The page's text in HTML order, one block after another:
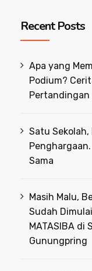
Recent Posts
Apa yang
Podium?
Pertandingan
Satu Sekolah,
Sama
Masih Malu,
Sudah
MATASIBA di
Gunungpring